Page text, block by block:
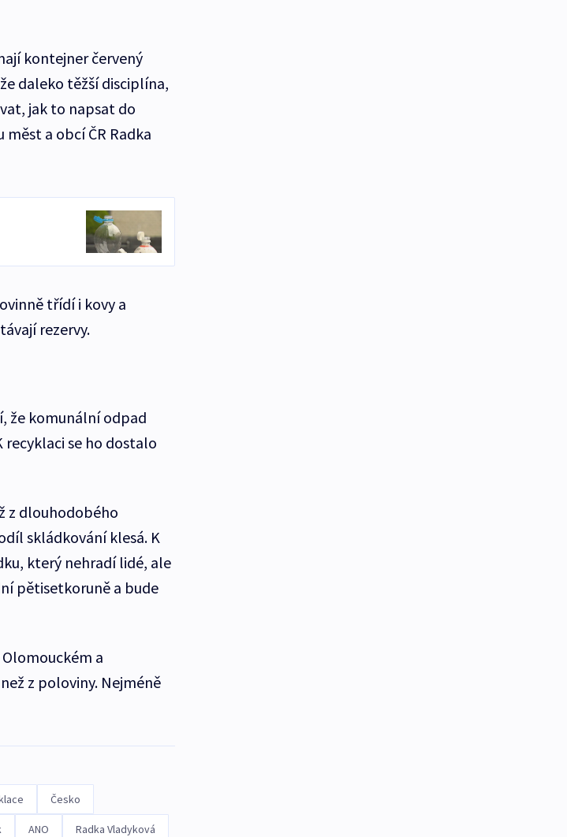
kontejner červený
daleko těžší disciplína,
jak to napsat do
a obcí ČR Radka
třídí i kovy a
rezervy.
že komunální odpad
recyklaci se ho dostalo
z dlouhodobého
skládkování klesá. K
který nehradí lidé, ale
pětisetkoruně a bude
a
z poloviny. Nejméně
Česko
ANO Radka Vladyková